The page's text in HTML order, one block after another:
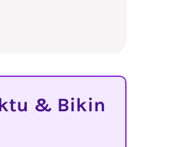
& Bikin